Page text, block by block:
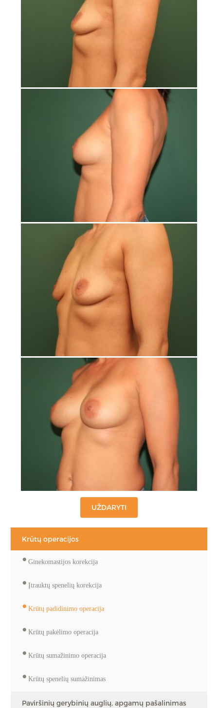
Krūtų operacijos
Ginekomastijos korekcija
Įtrauktų spenelių korekcija
Krūtų padidinimo operacija
Krūtų pakėlimo operacija
Krūtų sumažinimo operacija
Krūtų spenelių sumažinimas
Paviršinių gerybinių auglių, apgamų pašalinimas